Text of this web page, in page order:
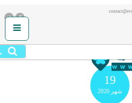
19
شهر 2020